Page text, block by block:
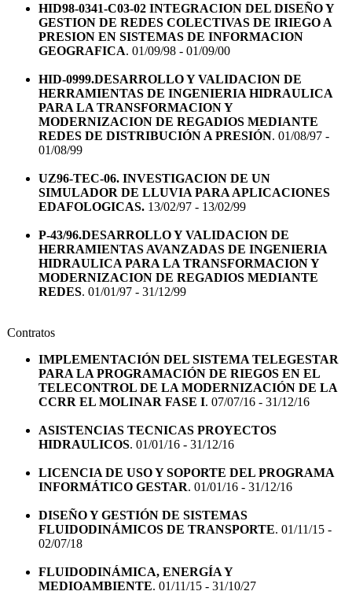
HID98-0341-C03-02 INTEGRACION DEL DISEÑO Y
GESTION DE REDES COLECTIVAS DE IRIEGO A
PRESION EN SISTEMAS DE INFORMACION
GEOGRAFICA. 01/09/98 - 01/09/00
HID-0999.DESARROLLO Y VALIDACION DE
HERRAMIENTAS DE INGENIERIA HIDRAULICA
PARA LA TRANSFORMACION Y
MODERNIZACION DE REGADIOS MEDIANTE
REDES DE DISTRIBUCIÓN A PRESIÓN. 01/08/97 -
01/08/99
UZ96-TEC-06. INVESTIGACION DE UN
SIMULADOR DE LLUVIA PARA APLICACIONES
EDAFOLOGICAS. 13/02/97 - 13/02/99
P-43/96.DESARROLLO Y VALIDACION DE
HERRAMIENTAS AVANZADAS DE INGENIERIA
HIDRAULICA PARA LA TRANSFORMACION Y
MODERNIZACION DE REGADIOS MEDIANTE
REDES. 01/01/97 - 31/12/99
Contratos
IMPLEMENTACIÓN DEL SISTEMA TELEGESTAR
PARA LA PROGRAMACIÓN DE RIEGOS EN EL
TELECONTROL DE LA MODERNIZACIÓN DE LA
CCRR EL MOLINAR FASE I. 07/07/16 - 31/12/16
ASISTENCIAS TECNICAS PROYECTOS
HIDRAULICOS. 01/01/16 - 31/12/16
LICENCIA DE USO Y SOPORTE DEL PROGRAMA
INFORMÁTICO GESTAR. 01/01/16 - 31/12/16
DISEÑO Y GESTIÓN DE SISTEMAS
FLUIDODINÁMICOS DE TRANSPORTE. 01/11/15 -
02/07/18
FLUIDODINÁMICA, ENERGÍA Y
MEDIOAMBIENTE. 01/11/15 - 31/10/27